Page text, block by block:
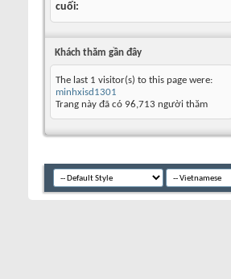
cuối
Khách thăm gần đây
The last 1 visitor(s) to this page were:
minhxisd1301
Trang này đã có 96,713 người thăm